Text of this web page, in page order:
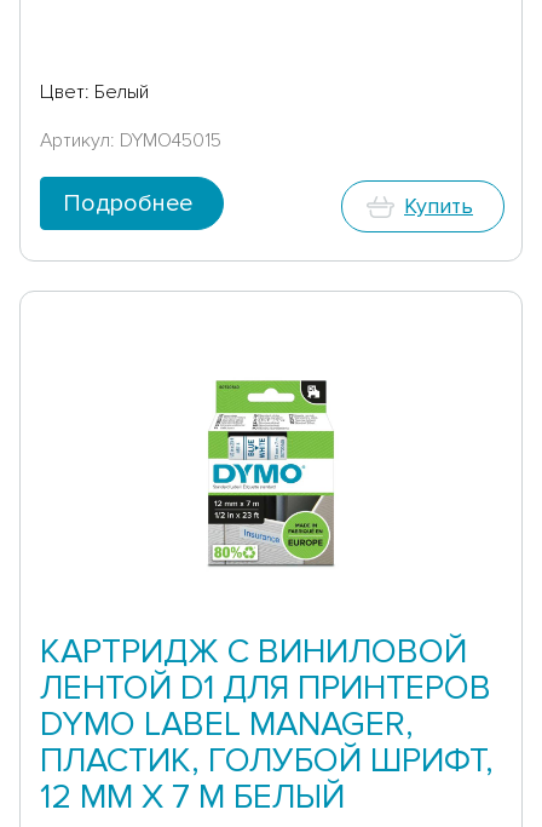
Цвет: Белый
Артикул: DYMO45015
Подробнее Купить
КАРТРИДЖ С ВИНИЛОВОЙ
ЛЕНТОЙ D1 ДЛЯ ПРИНТЕРОВ
DYMO LABEL MANAGER,
ПЛАСТИК, ГОЛУБОЙ ШРИФТ,
12 ММ Х 7 М БЕЛЫЙ